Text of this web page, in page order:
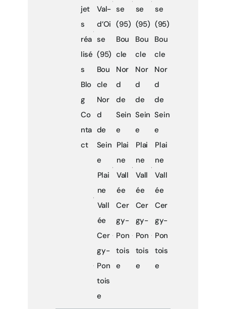
jet
s
réa
lisé
s
Blo
g
Co
nta
ct
Val-
d’Oi
se
(95)
Bou
cle
Nor
d
de
Sein
e
Plai
ne
Vall
ée
Cer
gy-
Pon
tois
e
se
(95)
Bou
cle
Nor
d
de
Sein
e
Plai
ne
Vall
ée
Cer
gy-
Pon
tois
e
se
(95)
Bou
cle
Nor
d
de
Sein
e
Plai
ne
Vall
ée
Cer
gy-
Pon
tois
e
se
(95)
Bou
cle
Nor
d
de
Sein
e
Plai
ne
Vall
ée
Cer
gy-
Pon
tois
e